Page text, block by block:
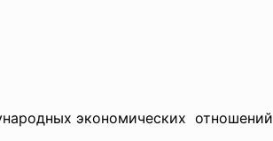
экономических отношений